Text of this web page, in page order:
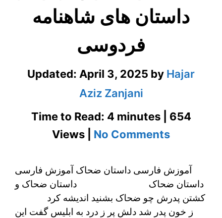
داستان های شاهنامه
فردوسی
Updated: April 3, 2025 by Hajar
Aziz Zanjani
Time to Read: 4 minutes | 654
Views | No Commentson
فارسی
داستان
ضحاک
آموزش فارسی داستان ضحاک آموزش فارسی
داستان ضحاک داستان ضحاک و
کشتن پدرش چو ضحاک بشنید اندیشه کرد
ز خون پدر شد دلش پر ز درد به ابلیس گفت این